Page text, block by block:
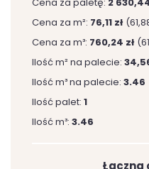
Cena za m²: 76,11 zł
Cena za m³: 760,24 zł
Ilość m² na palecie:
Ilość m³ na palecie: 3.46
Ilość palet: 1
Ilość m³: 3.46
Łączna